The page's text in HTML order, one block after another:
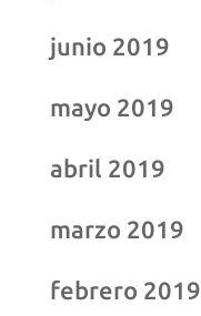
junio 2019
mayo 2019
abril 2019
marzo 2019
febrero 2019